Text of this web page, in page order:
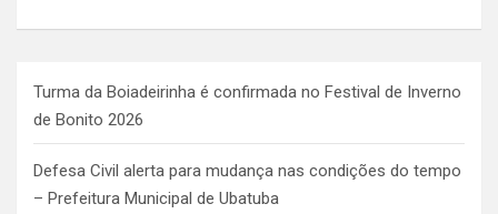
Turma da Boiadeirinha é confirmada no Festival de Inverno
de Bonito 2026
Defesa Civil alerta para mudança nas condições do tempo
– Prefeitura Municipal de Ubatuba